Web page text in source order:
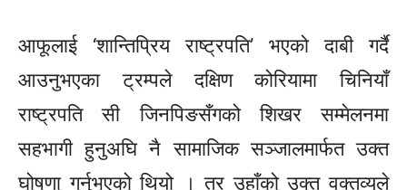
आफूलाई ‘शान्तिप्रिय राष्ट्रपति’ भएको दाबी गर्दै
आउनुभएका ट्रम्पले दक्षिण कोरियामा चिनियाँ
राष्ट्रपति सी जिनपिङसँगको शिखर सम्मेलनमा
सहभागी हुनुअघि नै सामाजिक सञ्जालमार्फत उक्त
घोषणा गर्नुभएको थियो । तर उहाँको उक्त वक्तव्यले